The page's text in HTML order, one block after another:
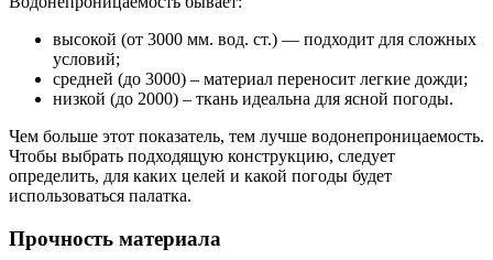
высокой (от 3000 мм. вод. ст.) — подходит для сложных
условий;
средней (до 3000) – материал переносит легкие дожди;
низкой (до 2000) – ткань идеальна для ясной погоды.
Чем больше этот показатель, тем лучше водонепроницаемость.
Чтобы выбрать подходящую конструкцию, следует
определить, для каких целей и какой погоды будет
использоваться палатка.
Прочность материала